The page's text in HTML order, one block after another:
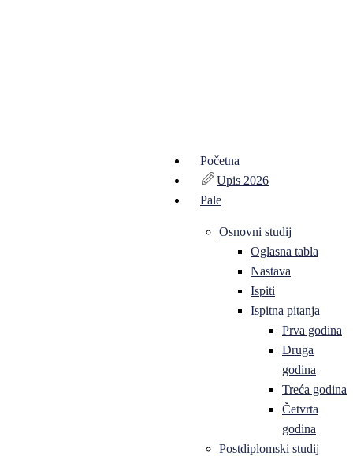
Početna
Upis 2026
Pale
Osnovni studij
Oglasna tabla
Nastava
Ispiti
Ispitna pitanja
Prva godina
Druga
godina
Treća godina
Četvrta
godina
Postdiplomski studij